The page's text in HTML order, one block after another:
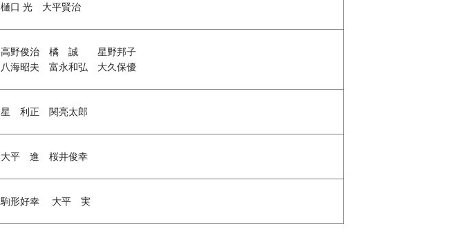
樋口 光 大平賢治
高野俊治 橘 誠 星野邦子
八海昭夫 富永和弘 大久保優
星 利正 関亮太郎
大平 進 桜井俊幸
駒形好幸 大平 実